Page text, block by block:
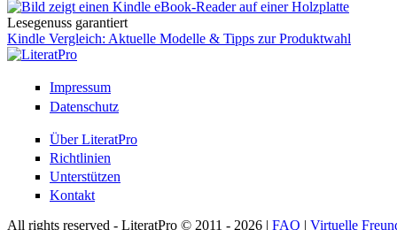
Lesegenuss garantiert
Kindle Vergleich: Aktuelle Modelle & Tipps zur Produktwahl
Impressum
Datenschutz
Über LiteratPro
Richtlinien
Unterstützen
Kontakt
All rights reserved - LiteratPro © 2011 - 2026 | FAQ | Virtuelle